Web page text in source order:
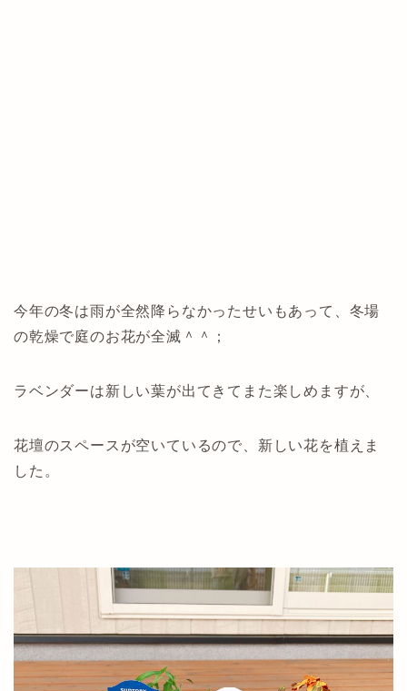
今年の冬は雨が全然降らなかったせいもあって、冬場
の乾燥で庭のお花が全滅＾＾；
ラベンダーは新しい葉が出てきてまた楽しめますが、
花壇のスペースが空いているので、新しい花を植えま
した。